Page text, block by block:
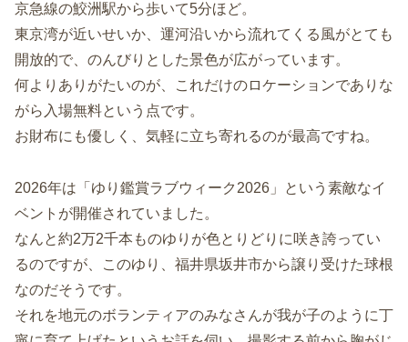
京急線の鮫洲駅から歩いて5分ほど。
東京湾が近いせいか、運河沿いから流れてくる風がとても
開放的で、のんびりとした景色が広がっています。
何よりありがたいのが、これだけのロケーションでありな
がら入場無料という点です。
お財布にも優しく、気軽に立ち寄れるのが最高ですね。
2026年は「ゆり鑑賞ラブウィーク2026」という素敵なイ
ベントが開催されていました。
なんと約2万2千本ものゆりが色とりどりに咲き誇ってい
るのですが、このゆり、福井県坂井市から譲り受けた球根
なのだそうです。
それを地元のボランティアのみなさんが我が子のように丁